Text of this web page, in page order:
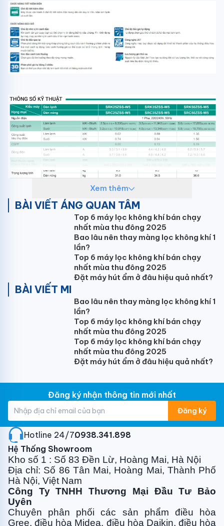
Xem thêm
BÀI VIẾT ÁNG QUAN TÂM
Top 6 máy lọc không khí bán chạy
nhất mùa thu đông 2025
Bao lâu nên thay màng lọc không khí 1
lần?
Top 6 máy lọc không khí bán chạy
nhất mùa thu đông 2025
Đặt máy hút ẩm ở đâu hiệu quả nhất?
BÀI VIẾT MI
Bao lâu nên thay màng lọc không khí 1
lần?
Top 6 máy lọc không khí bán chạy
nhất mùa thu đông 2025
Top 6 máy lọc không khí bán chạy
nhất mùa thu đông 2025
Đặt máy hút ẩm ở đâu hiệu quả nhất?
Đăng ký nhận thông tin mới nhất
Đăng ký
Hotline 24/7:0938.341.898
Hệ Thống Showroom
Kho số 1 : Số 83 Đền Lừ, Hoàng Mai, Hà Nội
Địa chỉ: Số 86 Tân Mai, Hoàng Mai, Thành Phố
Hà Nội, Việt Nam
Công Ty TNHH Thương Mại Đầu Tư Bảo
Uyên
Chuyên phân phối các sản phẩm điều hòa
Gree, điều hòa Midea, điều hòa Daikin, điều hòa